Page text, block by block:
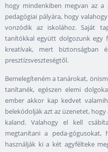
hogy mindenkiben megvan az
pedagógiai pályára, hogy
vonzódik az iskolához. Saját
tanítókkal együtt dolgozunk egy
kreatívak, mert
presztízsveszteségtől.
Bemelegíteném a tanárokat,
tanítanék, egészen elemi
ember akkor kap kedvet
belekódolják azt az üzenetet,
kaland. Valahogy el kell
megtanítani a peda-gógusokat,
használják ki a két agyfélteke